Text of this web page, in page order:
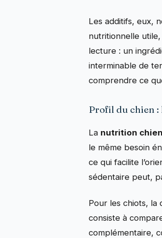
Les additifs, eux,
nutritionnelle
lecture : un
interminable de
comprendre ce
Profil du chien :
La nutrition chien
le même besoin
ce qui facilite
sédentaire peut,
Pour les chiots, la
consiste à
complémentaire,